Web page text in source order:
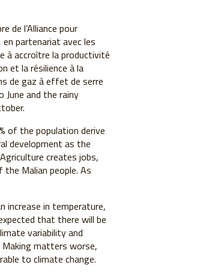
de l’Alliance pour
en partenariat avec les
à accroître la productivité
et la résilience à la
de gaz à effet de serre
June and the rainy
of the population derive
development as the
creates jobs,
Malian people. As
increase in temperature,
that there will be
variability and
Making matters worse,
to climate change.